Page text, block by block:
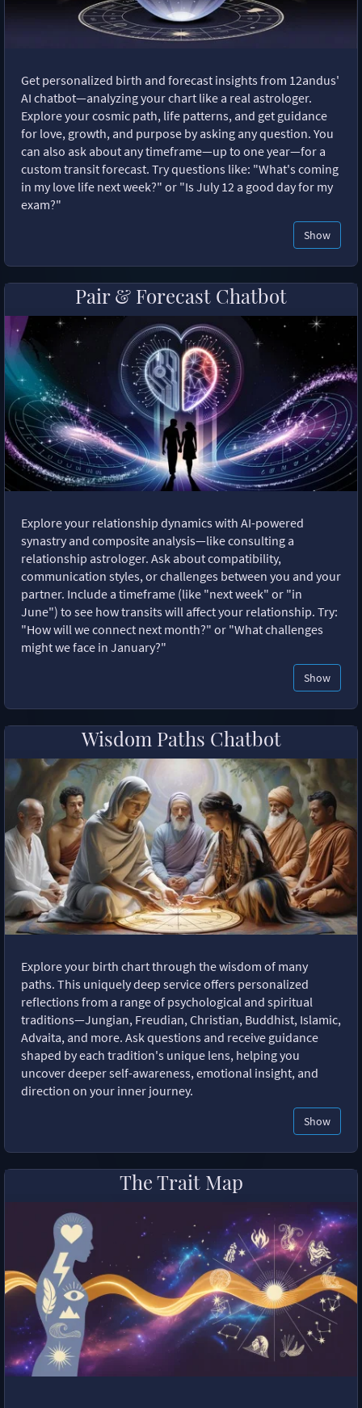
Get personalized birth and forecast insights from 12andus'
AI chatbot—analyzing your chart like a real astrologer.
Explore your cosmic path, life patterns, and get guidance
for love, growth, and purpose by asking any question. You
can also ask about any timeframe—up to one year—for a
custom transit forecast. Try questions like: "What's coming
in my love life next week?" or "Is July 12 a good day for my
exam?"
Show
Pair & Forecast Chatbot
Explore your relationship dynamics with AI-powered
synastry and composite analysis—like consulting a
relationship astrologer. Ask about compatibility,
communication styles, or challenges between you and your
partner. Include a timeframe (like "next week" or "in
June") to see how transits will affect your relationship. Try:
"How will we connect next month?" or "What challenges
might we face in January?"
Show
Wisdom Paths Chatbot
Explore your birth chart through the wisdom of many
paths. This uniquely deep service offers personalized
reflections from a range of psychological and spiritual
traditions—Jungian, Freudian, Christian, Buddhist, Islamic,
Advaita, and more. Ask questions and receive guidance
shaped by each tradition's unique lens, helping you
uncover deeper self-awareness, emotional insight, and
direction on your inner journey.
Show
The Trait Map